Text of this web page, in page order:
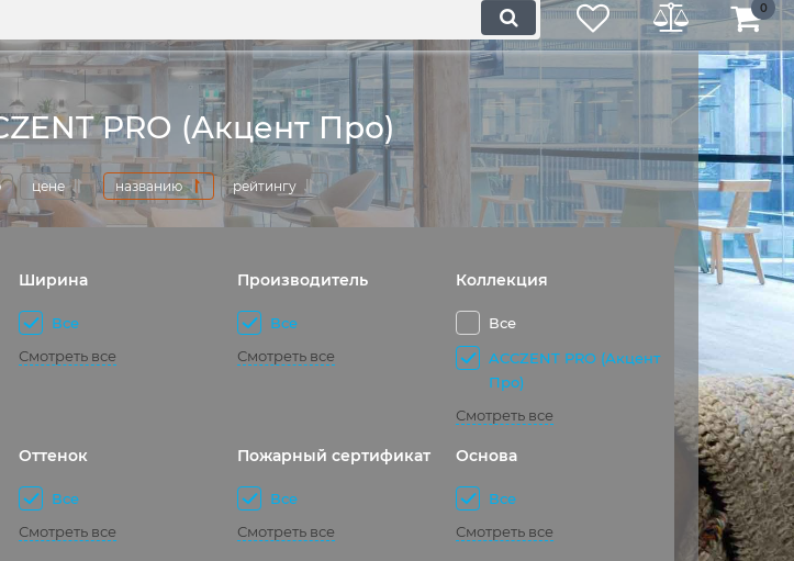
0
PRO (Акцент Про)
цене названию рейтингу
Ширина
Все
Смотреть все
Производитель
Все
Смотреть все
Коллекция
Все
ACCZENT PRO (Акцент
Про)
Смотреть все
Оттенок
Все
Смотреть все
Пожарный сертификат
Все
Смотреть все
Основа
Все
Смотреть все